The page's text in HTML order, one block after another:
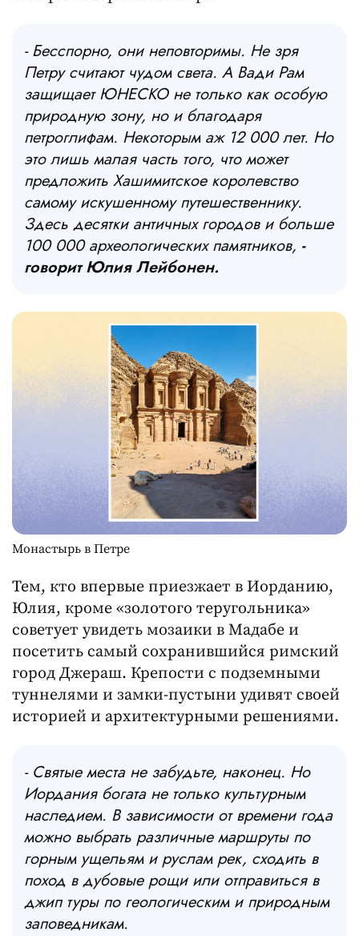
- Бесспорно, они неповторимы. Не зря
Петру считают чудом света. А Вади Рам
защищает ЮНЕСКО не только как особую
природную зону, но и благодаря
петроглифам. Некоторым аж 12 000 лет. Но
это лишь малая часть того, что может
предложить Хашимитское королевство
самому искушенному путешественнику.
Здесь десятки античных городов и больше
100 000 археологических памятников, -
говорит Юлия Лейбонен.
Монастырь в Петре
Тем, кто впервые приезжает в Иорданию,
Юлия, кроме «золотого теругольника»
советует увидеть мозаики в Мадабе и
посетить самый сохранившийся римский
город Джераш. Крепости с подземными
туннелями и замки-пустыни удивят своей
историей и архитектурными решениями.
- Святые места не забудьте, наконец. Но
Иордания богата не только культурным
наследием. В зависимости от времени года
можно выбрать различные маршруты по
горным ущельям и руслам рек, сходить в
поход в дубовые рощи или отправиться в
джип туры по геологическим и природным
заповедникам.